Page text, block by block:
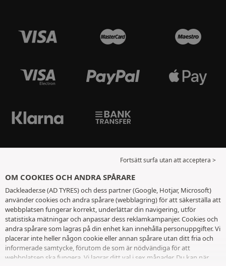
Fortsätt surfa utan att acceptera >
OM COOKIES OCH ANDRA SPÅRARE
Dackleader.se (AD TYRES) och dess partner (Google, Hotjar, Microsoft)
använder cookies och andra spårare (webblagring) för att säkerställa att
webbplatsen fungerar korrekt, underlättar din navigering, utför
statistiska mätningar och anpassar dess reklamkampanjer. Cookies och
andra spårare som lagras på din enhet kan innehålla personuppgifter. Vi
placerar inte heller någon cookie eller annan spårare utan ditt fria och
informerade samtycke, förutom de som är nödvändiga för att
webbplatsen ska fungera. Vi lagrar ditt val i sex månader. Du kan när